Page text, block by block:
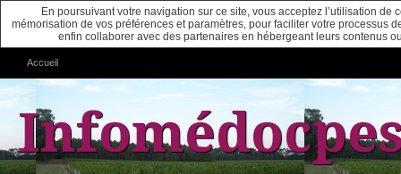
Accueil
En poursuivant votre navigation sur ce site, vous acceptez l’utilisation
mémorisation de vos préférences et paramètres, pour faciliter votre processus
enfin collaborer avec des partenaires en hébergeant leurs contenus